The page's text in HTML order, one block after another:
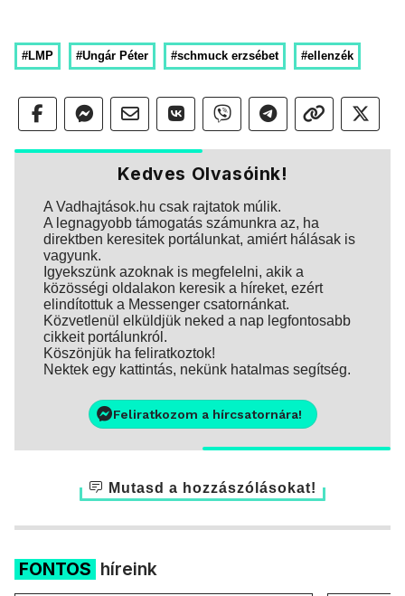
#LMP #Ungár Péter #schmuck erzsébet #ellenzék
Kedves Olvasóink!
A Vadhajtások.hu csak rajtatok múlik.
A legnagyobb támogatás számunkra az, ha
direktben keresitek portálunkat, amiért hálásak is
vagyunk.
Igyekszünk azoknak is megfelelni, akik a
közösségi oldalakon keresik a híreket, ezért
elindítottuk a Messenger csatornánkat.
Közvetlenül elküldjük neked a nap legfontosabb
cikkeit portálunkról.
Köszönjük ha feliratkoztok!
Nektek egy kattintás, nekünk hatalmas segítség.
Feliratkozom a hírcsatornára!
Mutasd a hozzászólásokat!
FONTOS híreink